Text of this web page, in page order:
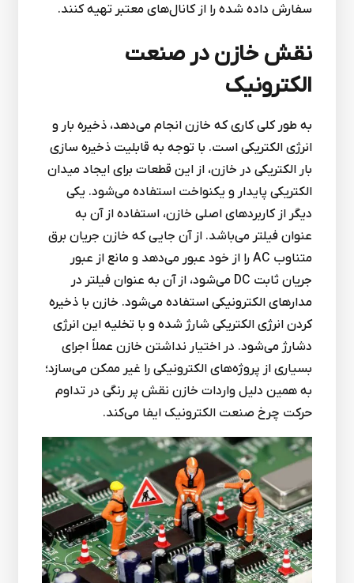
سفارش داده شده را از کانال‌های معتبر تهیه کنند.
نقش خازن در صنعت
الکترونیک
به طور کلی کاری که خازن انجام می‌دهد، ذخیره بار و
انرژی الکتریکی است. با توجه به قابلیت ذخیره سازی
بار الکتریکی در خازن، از این قطعات برای ایجاد میدان
الکتریکی پایدار و یکنواخت استفاده می‌شود. یکی
دیگر از کاربردهای اصلی خازن، استفاده از آن به
عنوان فیلتر می‌باشد. از آن جایی که خازن جریان برق
متناوب AC را از خود عبور می‌دهد و مانع از عبور
جریان ثابت DC می‌شود، از آن به عنوان فیلتر در
مدارهای الکترونیکی استفاده می‌شود. خازن با ذخیره
کردن انرژی الکتریکی شارژ شده و با تخلیه این انرژی
دشارژ می‌شود. در اختیار نداشتن خازن عملاً اجرای
بسیاری از پروژه‌های الکترونیکی را غیر ممکن می‌سازد؛
به همین دلیل واردات خازن نقش پر رنگی در تداوم
حرکت چرخ صنعت الکترونیک ایفا می‌کند.